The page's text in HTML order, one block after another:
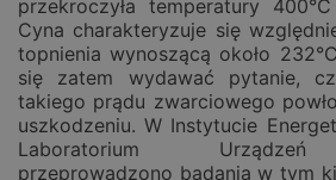
przekroczyła temperatury
Cyna charakteryzuje się
topnienia wynoszącą około
się zatem wydawać pytanie,
takiego prądu zwarciowego
uszkodzeniu. W Instytucie
Laboratorium Urządzeń
przeprowadzono badania w tym